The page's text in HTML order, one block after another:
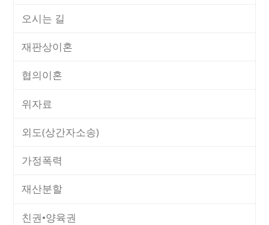
오시는 길
재판상이혼
협의이혼
위자료
외도(상간자소송)
가정폭력
재산분할
친권•양육권